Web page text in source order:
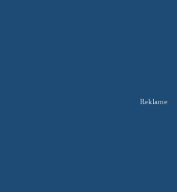
Reklame